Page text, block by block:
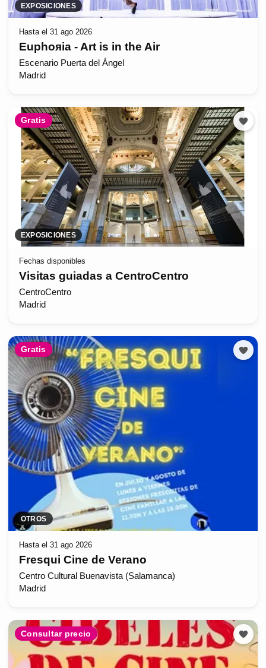
EXPOSICIONES
Hasta el 31 ago 2026
Euphoяia - Art is in the Air
Escenario Puerta del Ángel
Madrid
Gratis
EXPOSICIONES
Fechas disponibles
Visitas guiadas a CentroCentro
CentroCentro
Madrid
Gratis
OTROS
Hasta el 31 ago 2026
Fresqui Cine de Verano
Centro Cultural Buenavista (Salamanca)
Madrid
Consultar precio